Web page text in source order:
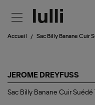
Accueil Sac Billy Banane Cuir
JEROME DREYFUSS
Sac
Sac Billy Banane Cuir